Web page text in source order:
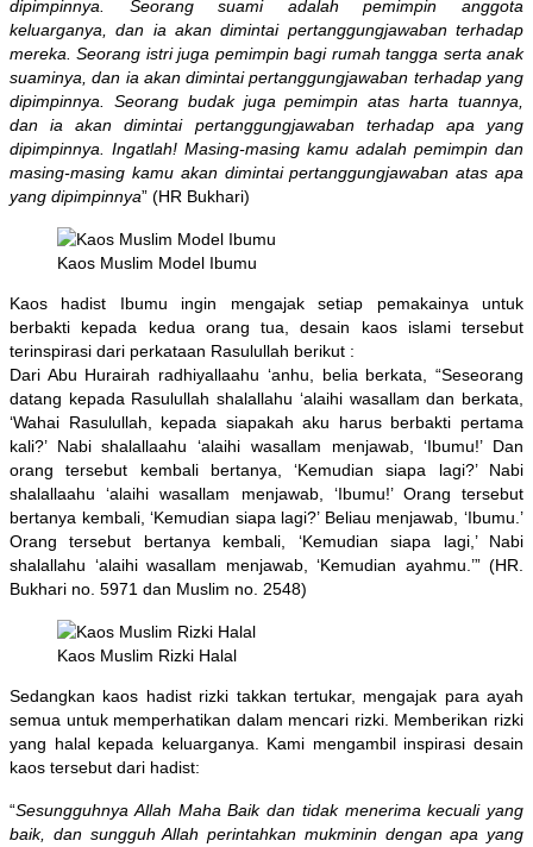
dipimpinnya. Seorang suami adalah pemimpin anggota
keluarganya, dan ia akan dimintai pertanggungjawaban terhadap
mereka. Seorang istri juga pemimpin bagi rumah tangga serta anak
suaminya, dan ia akan dimintai pertanggungjawaban terhadap yang
dipimpinnya. Seorang budak juga pemimpin atas harta tuannya,
dan ia akan dimintai pertanggungjawaban terhadap apa yang
dipimpinnya. Ingatlah! Masing-masing kamu adalah pemimpin dan
masing-masing kamu akan dimintai pertanggungjawaban atas apa
yang dipimpinnya” (HR Bukhari)
Kaos Muslim Model Ibumu
Kaos hadist Ibumu ingin mengajak setiap pemakainya untuk
berbakti kepada kedua orang tua, desain kaos islami tersebut
terinspirasi dari perkataan Rasulullah berikut :
Dari Abu Hurairah radhiyallaahu ‘anhu, belia berkata, “Seseorang
datang kepada Rasulullah shalallahu ‘alaihi wasallam dan berkata,
‘Wahai Rasulullah, kepada siapakah aku harus berbakti pertama
kali?’ Nabi shalallaahu ‘alaihi wasallam menjawab, ‘Ibumu!’ Dan
orang tersebut kembali bertanya, ‘Kemudian siapa lagi?’ Nabi
shalallaahu ‘alaihi wasallam menjawab, ‘Ibumu!’ Orang tersebut
bertanya kembali, ‘Kemudian siapa lagi?’ Beliau menjawab, ‘Ibumu.’
Orang tersebut bertanya kembali, ‘Kemudian siapa lagi,’ Nabi
shalallahu ‘alaihi wasallam menjawab, ‘Kemudian ayahmu.’” (HR.
Bukhari no. 5971 dan Muslim no. 2548)
Kaos Muslim Rizki Halal
Sedangkan kaos hadist rizki takkan tertukar, mengajak para ayah
semua untuk memperhatikan dalam mencari rizki. Memberikan rizki
yang halal kepada keluarganya. Kami mengambil inspirasi desain
kaos tersebut dari hadist:
“Sesungguhnya Allah Maha Baik dan tidak menerima kecuali yang
baik, dan sungguh Allah perintahkan mukminin dengan apa yang